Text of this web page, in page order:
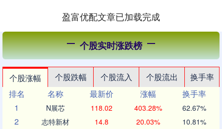
盈富优配文章已加载完成
个股实时涨跌榜
个股涨幅 个股跌幅 个股流入 个股流出
换手率
排名
名称 最新价 涨幅
换手率
1
N展芯 118.02 403.28% 62.67%
2 志特新材 14.8 20.03% 10.81%